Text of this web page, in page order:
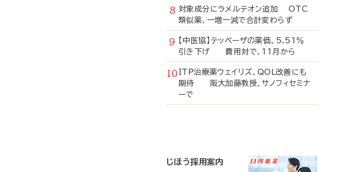
対象成分にラメルテオン追加 OTC
類似薬、一増一減で合計変わらず
【中医協】テッペーザの薬価、5.51％
引き下げ 費用対で、11月から
ITP治療薬ウェイリズ、QOL改善にも
期待 阪大加藤教授、サノフィセミナ
ーで
じほう採用案内